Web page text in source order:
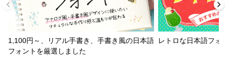
1,100円～、リアル手書き、手書き風の日本語
フォントを厳選しました
レトロな日本語フォ